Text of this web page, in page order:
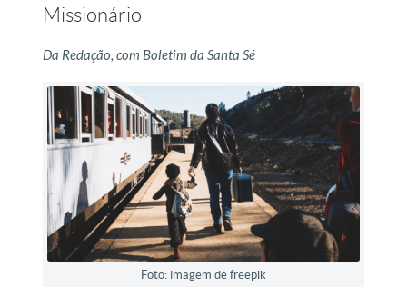
Missionário
Da Redação, com Boletim da Santa Sé
Foto: imagem de freepik